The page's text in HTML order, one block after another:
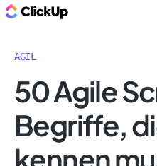
AGIL
50 Agile
Begriffe,
kennen